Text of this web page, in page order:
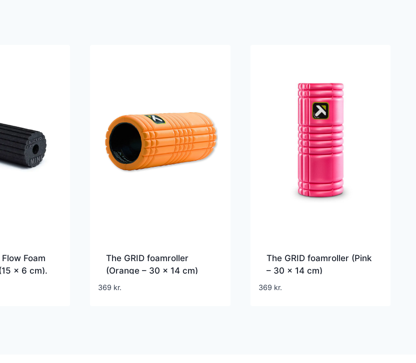
Foam
x 6 cm).
og
The GRID foamroller
(Orange – 30 x 14 cm)
369 kr.
The GRID foamroller (Pink
– 30 x 14 cm)
369 kr.